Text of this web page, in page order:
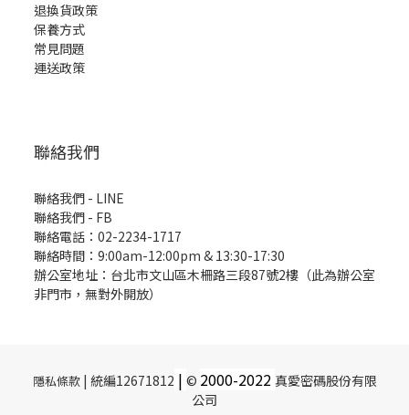
退換貨政策
保養方式
常見問題
運送政策
聯絡我們
聯絡我們 - LINE
聯絡我們 - FB
聯絡電話：02-2234-1717
聯絡時間：9:00am-12:00pm & 13:30-17:30
辦公室地址：台北市文山區木柵路三段87號2樓（此為辦公室
非門市，無對外開放）
隱私條款| 統編12671812 | © 2000-2022 真愛密碼股份有限
公司